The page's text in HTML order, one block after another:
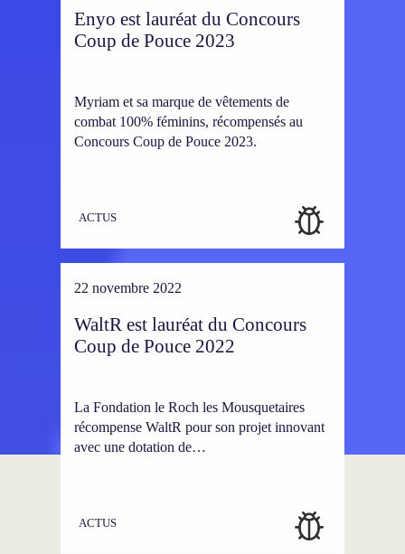
Enyo est lauréat du Concours
Coup de Pouce 2023
Myriam et sa marque de vêtements de
combat 100% féminins, récompensés au
Concours Coup de Pouce 2023.
ACTUS
22 novembre 2022
WaltR est lauréat du Concours
Coup de Pouce 2022
La Fondation le Roch les Mousquetaires
récompense WaltR pour son projet innovant
avec une dotation de…
ACTUS